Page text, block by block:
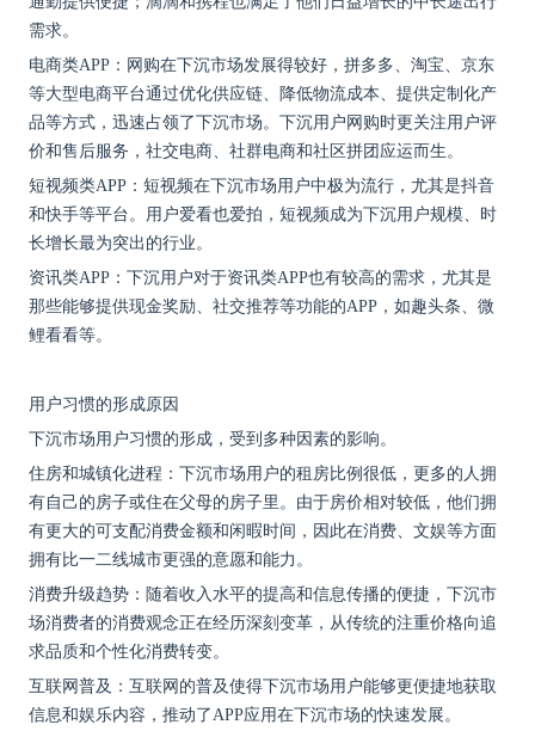
需求。
电商类APP：网购在下沉市场发展得较好，拼多多、淘宝、京东
等大型电商平台通过优化供应链、降低物流成本、提供定制化产
品等方式，迅速占领了下沉市场。下沉用户网购时更关注用户评
价和售后服务，社交电商、社群电商和社区拼团应运而生。
短视频类APP：短视频在下沉市场用户中极为流行，尤其是抖音
和快手等平台。用户爱看也爱拍，短视频成为下沉用户规模、时
长增长最为突出的行业。
资讯类APP：下沉用户对于资讯类APP也有较高的需求，尤其是
那些能够提供现金奖励、社交推荐等功能的APP，如趣头条、微
鲤看看等。
用户习惯的形成原因
下沉市场用户习惯的形成，受到多种因素的影响。
住房和城镇化进程：下沉市场用户的租房比例很低，更多的人拥
有自己的房子或住在父母的房子里。由于房价相对较低，他们拥
有更大的可支配消费金额和闲暇时间，因此在消费、文娱等方面
拥有比一二线城市更强的意愿和能力。
消费升级趋势：随着收入水平的提高和信息传播的便捷，下沉市
场消费者的消费观念正在经历深刻变革，从传统的注重价格向追
求品质和个性化消费转变。
互联网普及：互联网的普及使得下沉市场用户能够更便捷地获取
信息和娱乐内容，推动了APP应用在下沉市场的快速发展。